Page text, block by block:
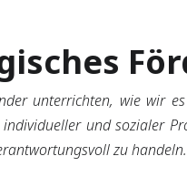
unterrichten, wie wir
und sozialer
zu